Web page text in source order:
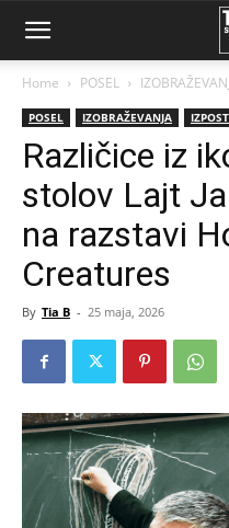
Home POSEL
POSEL IZOBRAŽEVANJA
Različice iz
stolov Lajt
na razstavi
Creatures
By Tia B - 25 maja, 2026